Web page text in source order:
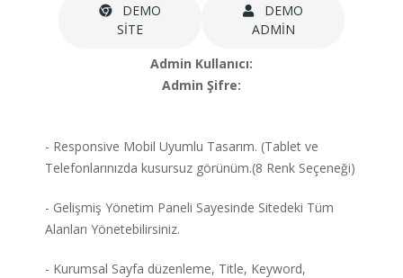
DEMO
SİTE
DEMO
ADMİN
Admin Kullanıcı:
Admin Şifre:
- Responsive Mobil Uyumlu Tasarım. (Tablet ve
Telefonlarınızda kusursuz görünüm.(8 Renk Seçeneği)
- Gelişmiş Yönetim Paneli Sayesinde Sitedeki Tüm
Alanları Yönetebilirsiniz.
- Kurumsal Sayfa düzenleme, Title, Keyword,